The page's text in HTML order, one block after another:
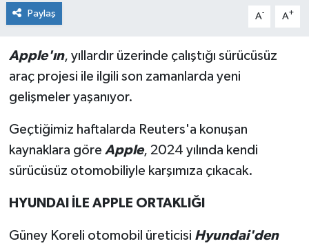
Paylaş A- A+
Apple'ın, yıllardır üzerinde çalıştığı sürücüsüz
araç projesi ile ilgili son zamanlarda yeni
gelişmeler yaşanıyor.
Geçtiğimiz haftalarda Reuters'a konuşan
kaynaklara göre Apple, 2024 yılında kendi
sürücüsüz otomobiliyle karşımıza çıkacak.
HYUNDAI İLE APPLE ORTAKLIĞI
Güney Koreli otomobil üreticisi Hyundai'den